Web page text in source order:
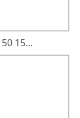
15...